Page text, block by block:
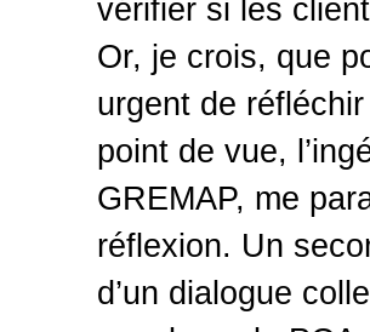
vérifier si les
Or, je crois, que
urgent de
point de vue,
GREMAP, me
réflexion. Un
d’un dialogue